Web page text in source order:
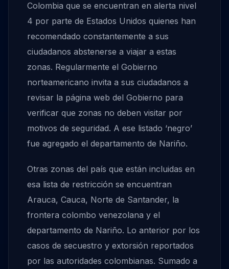
Colombia que se encuentran en alerta nivel
4 por parte de Estados Unidos quienes han
recomendado constantemente a sus
ciudadanos abstenerse a viajar a estas
zonas. Regularmente el Gobierno
norteamericano invita a sus ciudadanos a
revisar la página web del Gobierno para
verificar que zonas no deben visitar por
motivos de seguridad. A ese listado ‘negro’
fue agregado el departamento de Nariño.
Otras zonas del país que están incluidas en
esa lista de restricción se encuentran
Arauca, Cauca, Norte de Santander, la
frontera colombo venezolana y el
departamento de Nariño. Lo anterior por los
casos de secuestro y extorsión reportados
por las autoridades colombianas. Sumado a